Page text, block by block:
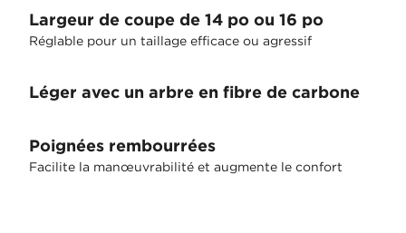
Largeur de coupe de 14 po ou 16 po
Réglable pour un taillage efficace ou agressif
Léger avec un arbre en fibre de carbone
Poignées rembourrées
Facilite la manœuvrabilité et augmente le confort